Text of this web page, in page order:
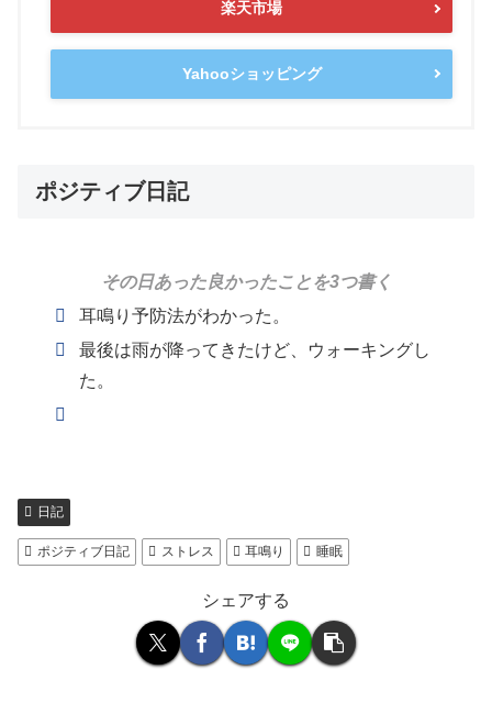
楽天市場
Yahooショッピング
ポジティブ日記
その日あった良かったことを3つ書く
耳鳴り予防法がわかった。
最後は雨が降ってきたけど、ウォーキングし
た。
日記
ポジティブ日記 ストレス 耳鳴り 睡眠
シェアする